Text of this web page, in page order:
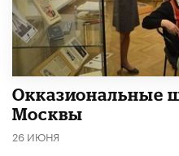
​Окказиональные
Москвы
26 ИЮНЯ